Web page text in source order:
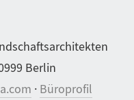
Berlin
· Büroprofil